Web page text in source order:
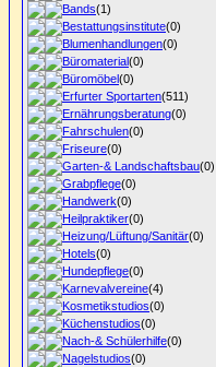
Bands(1)
Bestattungsinstitute(0)
Blumenhandlungen(0)
Büromaterial(0)
Büromöbel(0)
Erfurter Sportarten(511)
Ernährungsberatung(0)
Fahrschulen(0)
Friseure(0)
Garten-& Landschaftsbau(0)
Grabpflege(0)
Handwerk(0)
Heilpraktiker(0)
Heizung/Lüftung/Sanitär(0)
Hotels(0)
Hundepflege(0)
Karnevalvereine(4)
Kosmetikstudios(0)
Küchenstudios(0)
Nach-& Schülerhilfe(0)
Nagelstudios(0)